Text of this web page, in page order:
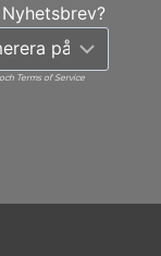
Terms of Service